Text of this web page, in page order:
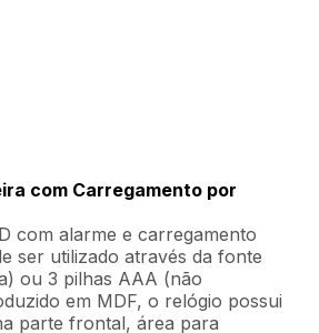
com Carregamento por
com alarme e carregamento
ser utilizado através da fonte
ou 3 pilhas AAA (não
em MDF, o relógio possui
parte frontal, área para